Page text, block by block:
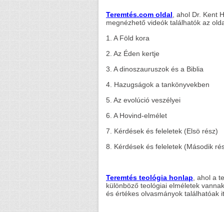
Teremtés.com oldal , ahol Dr. Kent
megnézhető videók találhatók az
1. A Föld kora
2. Az Éden kertje
3. A dinoszauruszok és a Biblia
4. Hazugságok a tankönyvekben
5. Az evolúció veszélyei
6. A Hovind-elmélet
7. Kérdések és feleletek (Elsö rész)
8. Kérdések és feleletek (Második
Teremtés teológia honlap , ahol a
különböző teológiai elméletek
és értékes olvasmányok találhatóak